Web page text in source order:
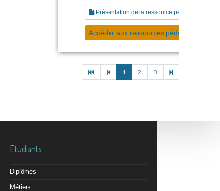
Présentation de la ressource pédagogique
Accéder aux ressources pédagogiques
1 2 3
Etudiants
Diplômes
Métiers